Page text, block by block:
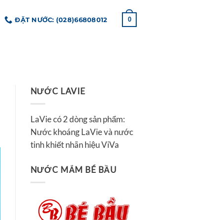
ĐẶT NƯỚC: (028)66808012 0
NƯỚC LAVIE
LaVie có 2 dòng sản phẩm:
Nước khoáng LaVie và nước
tinh khiết nhãn hiệu ViVa
NƯỚC MẮM BÉ BẦU